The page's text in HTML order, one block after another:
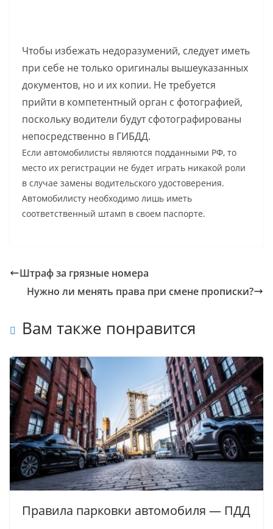
Чтобы избежать недоразумений, следует иметь
при себе не только оригиналы вышеуказанных
документов, но и их копии. Не требуется
прийти в компетентный орган с фотографией,
поскольку водители будут сфотографированы
непосредственно в ГИБДД.
Если автомобилисты являются подданными РФ, то
место их регистрации не будет играть никакой роли
в случае замены водительского удостоверения.
Автомобилисту необходимо лишь иметь
соответственный штамп в своем паспорте.
Штраф за грязные номера
Нужно ли менять права при смене прописки?
Вам также понравится
Правила парковки автомобиля — ПДД